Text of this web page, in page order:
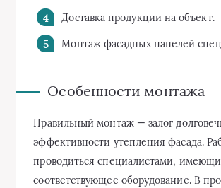
Доставка продукции на объект.
Монтаж фасадных панелей
Особенности монтажа
Правильный монтаж — залог
эффективности утепления фасада.
проводиться специалистами,
соответствующее оборудование. В